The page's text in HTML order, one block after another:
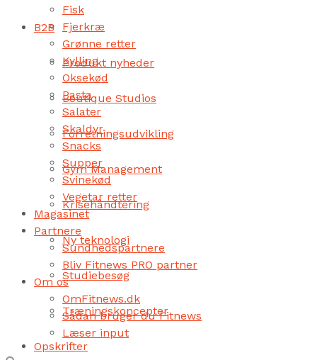
B2B
Produkt nyheder
Boutique Studios
Forretningsudvikling
Gym Management
Krisehåndtering
Ny teknologi
Studiebesøg
Træningskoncepter
Opskrifter
Fisk
Fjerkræ
Grønne retter
Kylling
Oksekød
Pasta
Salater
Skaldyr
Snacks
Supper
Svinekød
Vegetar retter
Magasinet
Partnere
Sundhedspartnere
Bliv Fitnews PRO partner
Om os
OmFitnews.dk
Sådan bruger du Fitnews
Læser input